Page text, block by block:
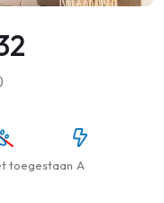
)
toegestaan A